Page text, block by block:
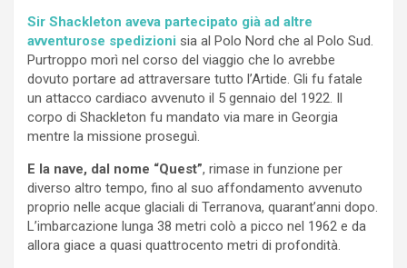
Sir Shackleton aveva partecipato già ad altre
avventurose spedizioni sia al Polo Nord che al Polo Sud.
Purtroppo morì nel corso del viaggio che lo avrebbe
dovuto portare ad attraversare tutto l’Artide. Gli fu fatale
un attacco cardiaco avvenuto il 5 gennaio del 1922. Il
corpo di Shackleton fu mandato via mare in Georgia
mentre la missione proseguì.
E la nave, dal nome “Quest”, rimase in funzione per
diverso altro tempo, fino al suo affondamento avvenuto
proprio nelle acque glaciali di Terranova, quarant’anni dopo.
L’imbarcazione lunga 38 metri colò a picco nel 1962 e da
allora giace a quasi quattrocento metri di profondità.